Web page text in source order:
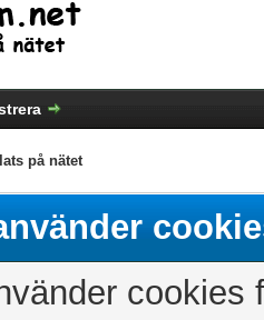
på nätet